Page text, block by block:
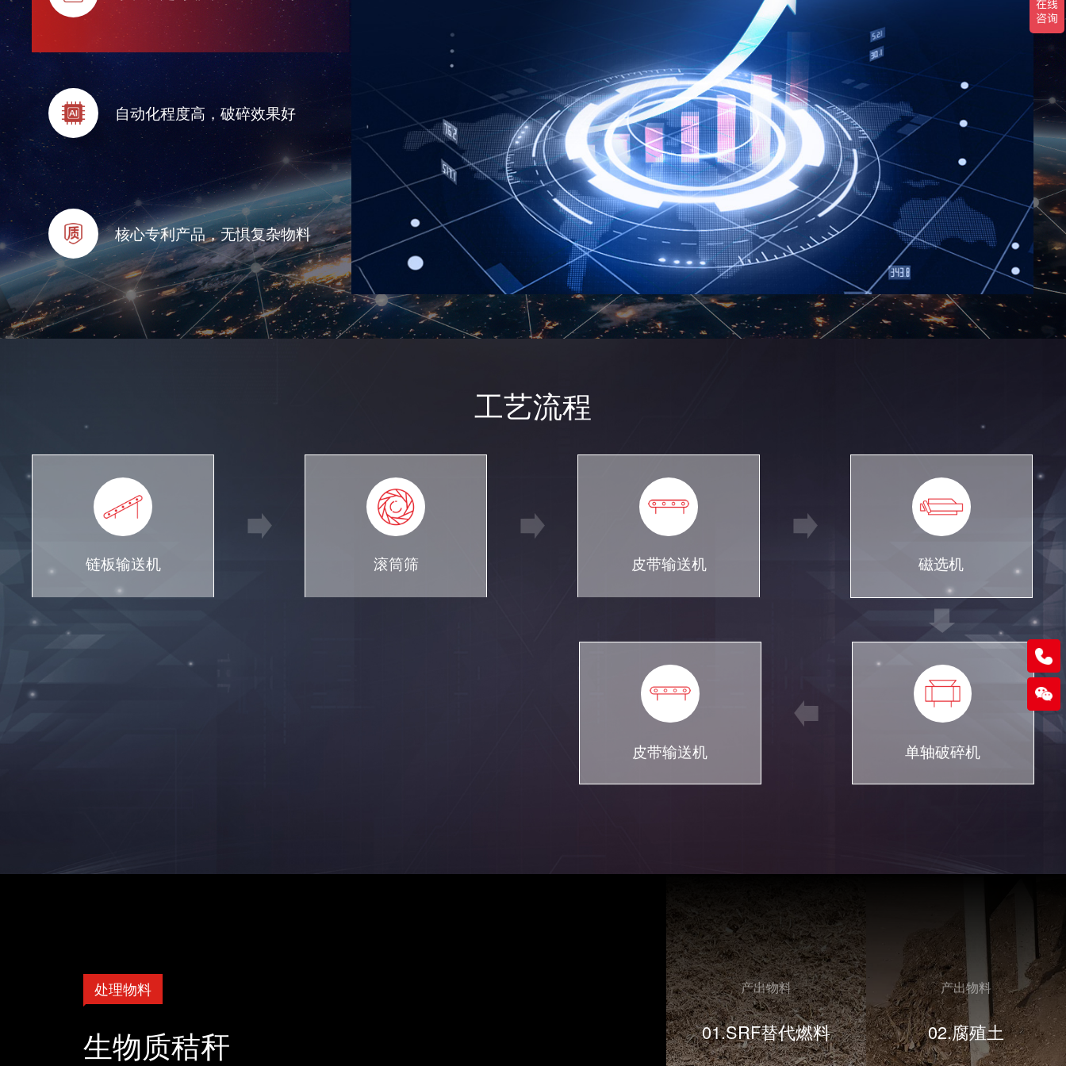
自动化程度高，破碎效果好
核心专利产品，无惧复杂物料
工艺流程
链板输送机 滚筒筛 皮带输送机 磁选机
单轴破碎机
皮带输送机
处理物料
生物质秸秆
产出物料
01.SRF替代燃料
产出物料
02.腐殖土